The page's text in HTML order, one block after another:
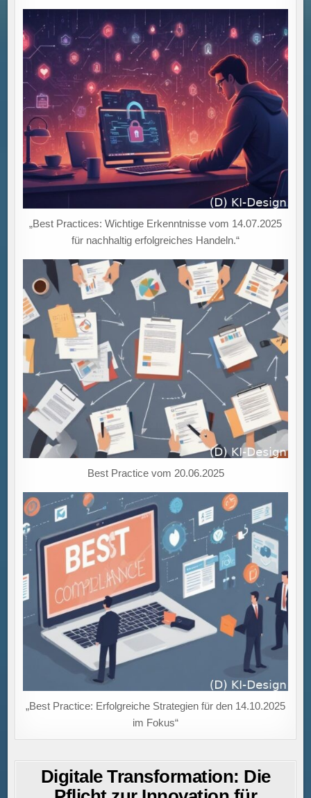
„Best Practices: Wichtige Erkenntnisse vom 14.07.2025
für nachhaltig erfolgreiches Handeln.“
Best Practice vom 20.06.2025
„Best Practice: Erfolgreiche Strategien für den 14.10.2025
im Fokus“
Digitale Transformation: Die